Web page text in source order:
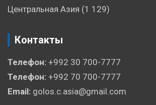
Центральная Азия (1 129)
Контакты
Телефон: +992 30 700-7777
Телефон: +992 70 700-7777
Email: golos.c.asia@gmail.com